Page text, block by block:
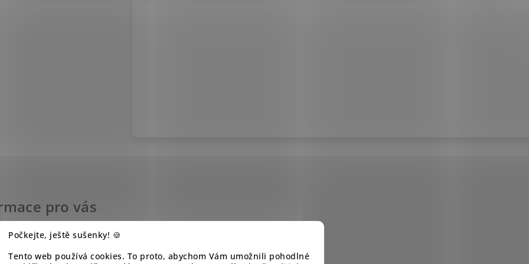
Počkejte, ještě sušenky! 🍪
Tento web používá cookies. To proto, abychom Vám umožnili pohodlné
pro vás
podmínky
ochrany osobních